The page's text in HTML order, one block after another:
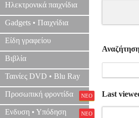
Ηλεκτρονικά παιχνίδια
Gadgets • Παιχνίδια
Είδη γραφείου
Βιβλία
Ταινίες DVD • Blu Ray
Προσωπική φροντίδα ΝΕΟ
Ενδυση • Υπόδηση ΝΕΟ
Last